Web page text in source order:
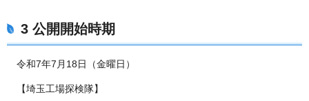
3 公開開始時期
令和7年7月18日（金曜日）
【埼玉工場探検隊】